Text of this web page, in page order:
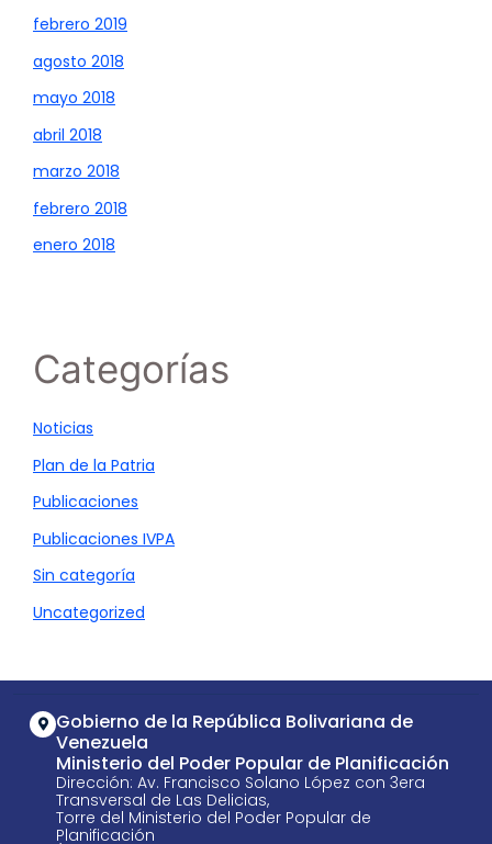
febrero 2019
agosto 2018
mayo 2018
abril 2018
marzo 2018
febrero 2018
enero 2018
Categorías
Noticias
Plan de la Patria
Publicaciones
Publicaciones IVPA
Sin categoría
Uncategorized
Gobierno de la República Bolivariana de
Venezuela
Ministerio del Poder Popular de Planificación
Dirección: Av. Francisco Solano López con 3era
Transversal de Las Delicias,
Torre del Ministerio del Poder Popular de
Planificación